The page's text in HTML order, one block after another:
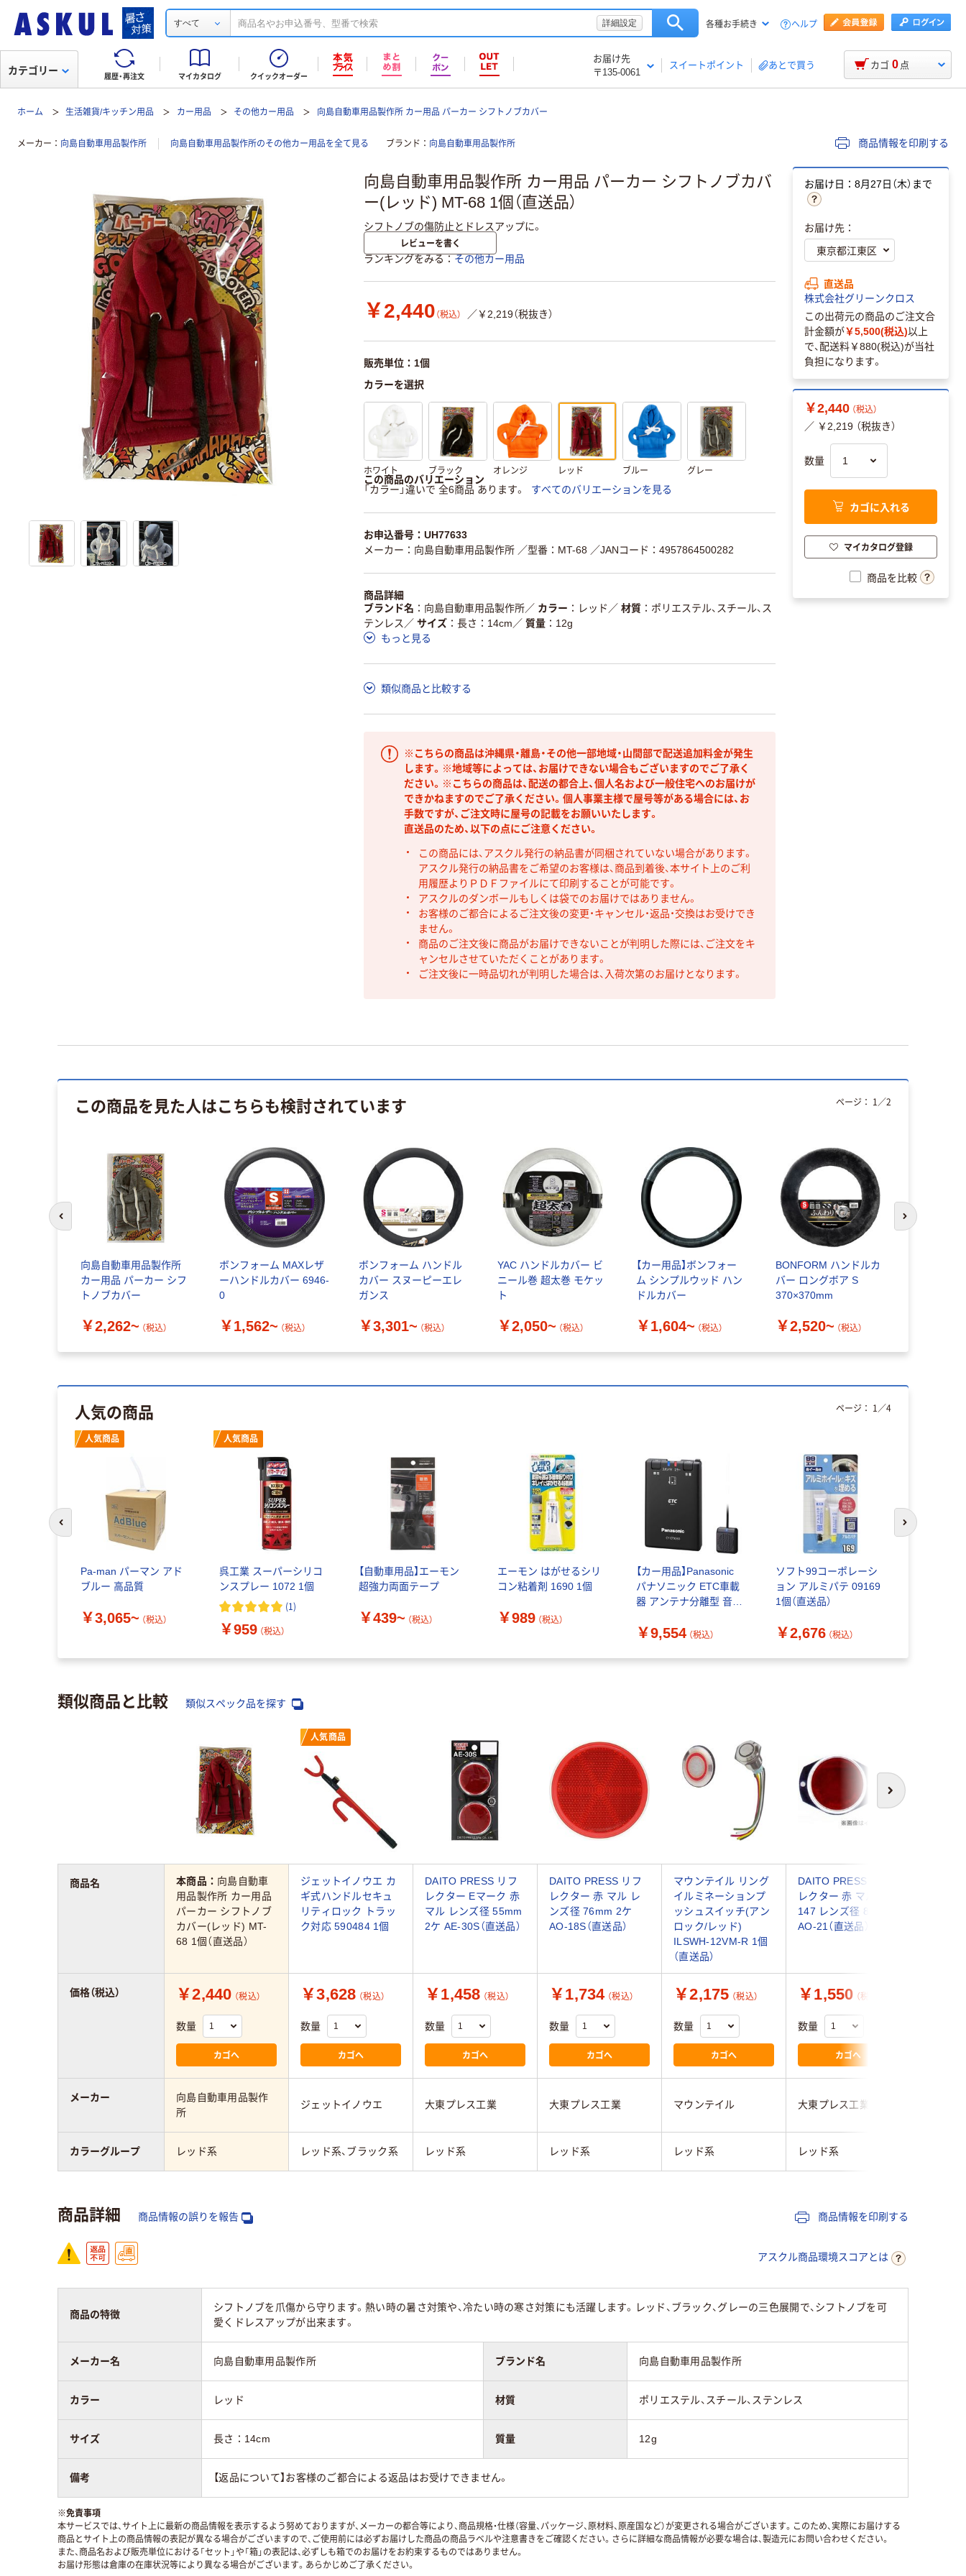
すべて 詳細設定 各種お手続き ヘルプ
履歴・再注文 マイカタログ クイックオーダー
お届け先
〒135-0061
スイートポイント あとで買う
カテゴリー カゴ 0 点
ホーム 生活雑貨/キッチン用品 カー用品 その他カー用品 向島自動車用品製作所 カー用品 パーカー シフトノブカバー
メーカー 向島自動車用品製作所 向島自動車用品製作所のその他カー用品を全て見る ブランド 向島自動車用品製作所 商品情報を印刷する
向島自動車用品製作所 カー用品 パーカー シフトノブカバ
ー(レッド) MT-68 1個（直送品）
シフトノブの傷防止とドレスアップに。
レビューを書く
ランキングをみる その他カー用品
￥2,440 （税込） ／￥2,219（税抜き）
販売単位：1個
カラーを選択
ホワイト ブラック オレンジ レッド ブルー グレー
この商品のバリエーション
「カラー」違いで 全6商品 あります。
すべてのバリエーションを見る
お申込番号：UH77633
メーカー：向島自動車用品製作所 ／型番：MT-68 ／JANコード：4957864500282
商品詳細
ブランド名
向島自動車用品製作所／ カラー レッド ／ 材質
ポリエステル、スチール、ス
テンレス ／ サイズ 長さ：14cm ／ 質量
12g
もっと見る
類似商品と比較する
※こちらの商品は沖縄県・離島・その他一部地域・山間部で配送追加料金が発生
します。※地域等によっては、お届けできない場合もございますのでご了承く
ださい。※こちらの商品は、配送の都合上、個人名および一般住宅へのお届けが
できかねますのでご了承ください。個人事業主様で屋号等がある場合には、お
手数ですが、ご注文時に屋号の記載をお願いいたします。
直送品のため、以下の点にご注意ください。
この商品には、アスクル発行の納品書が同梱されていない場合があります。
アスクル発行の納品書をご希望のお客様は、商品到着後、本サイト上のご利
用履歴よりＰＤＦファイルにて印刷することが可能です。
アスクルのダンボールもしくは袋でのお届けではありません。
お客様のご都合によるご注文後の変更・キャンセル・返品・交換はお受けでき
ません。
商品のご注文後に商品がお届けできないことが判明した際には、ご注文をキ
ャンセルさせていただくことがあります。
ご注文後に一時品切れが判明した場合は、入荷次第のお届けとなります。
お届け日：8月27日（木）まで
お届け先：
直送品
株式会社グリーンクロス
この出荷元の商品のご注文合
計金額が￥5,500(税込)以上
で、配送料￥880(税込)が当社
負担になります。
￥2,440 （税込）
／ ￥2,219 （税抜き）
数量
カゴに入れる
マイカタログ登録
商品を比較
この商品を見た人はこちらも検討されています
向島自動車用品製作所
カー用品 パーカー シフ
トノブカバー
￥2,262~ （税込）
ボンフォーム MAXレザ
ーハンドルカバー 6946-
0
￥1,562~ （税込）
ボンフォーム ハンドル
カバー スヌーピーエレ
ガンス
￥3,301~ （税込）
YAC ハンドルカバー ビ
ニール巻 超太巻 モケッ
ト
￥2,050~ （税込）
【カー用品】ボンフォー
ム シンプルウッド ハン
ドルカバー
￥1,604~ （税込）
BONFORM ハンドルカ
バー ロングボア S
370×370mm
￥2,520~ （税込）
ページ： 1 ／2
前のスライドへ 次のスライド
人気の商品
人気商品
Pa-man パーマン アド
ブルー 高品質
￥3,065~ （税込）
人気商品
呉工業 スーパーシリコ
ンスプレー 1072 1個
(1)
￥959 （税込）
【自動車用品】エーモン
超強力両面テープ
￥439~ （税込）
エーモン はがせるシリ
コン粘着剤 1690 1個
￥989 （税込）
【カー用品】Panasonic
パナソニック ETC車載
器 アンテナ分離型 音声
ET926D 1台（直送品）
￥9,554 （税込）
ソフト99コーポレーシ
ョン アルミパテ 09169
1個（直送品）
￥2,676 （税込）
ページ： 1 ／4
前のスライドへ 次のスライド
類似商品と比較 類似スペック品を探す
次へ
人気商品
本商品： 向島自動車
用品製作所 カー用品
パーカー シフトノブ
カバー(レッド) MT-
68 1個（直送品）
ジェットイノウエ カ
ギ式ハンドルセキュ
リティロック トラッ
ク対応 590484 1個
DAITO PRESS リフ
レクター Eマーク 赤
マル レンズ径 55mm
2ケ AE-30S（直送品）
DAITO PRESS リフ
レクター 赤 マル レ
ンズ径 76mm 2ケ
AO-18S（直送品）
マウンテイル リング
イルミネーションプ
ッシュスイッチ(アン
ロック/レッド)
ILSWH-12VM-R 1個
（直送品）
DAITO PRESS リフ
レクター 赤 マル R-
147 レンズ径 80mm
AO-21（直送品）
￥2,440 （税込）
数量
カゴへ
￥3,628 （税込）
数量
カゴへ
￥1,458 （税込）
数量
カゴへ
￥1,734 （税込）
数量
カゴへ
￥2,175 （税込）
数量
カゴへ
￥1,550 （税込）
数量
カゴへ
向島自動車用品製作
所
ジェットイノウエ 大東プレス工業 大東プレス工業 マウンテイル 大東プレス工業
レッド系 レッド系、ブラック系 レッド系 レッド系 レッド系 レッド系
商品名
価格（税込）
メーカー
カラーグループ
商品詳細 商品情報の誤りを報告 商品情報を印刷する
アスクル商品環境スコアとは
商品の特徴
シフトノブを爪傷から守ります。熱い時の暑さ対策や、冷たい時の寒さ対策にも活躍します。レッド、ブラック、グレーの三色展開で、シフトノブを可
愛くドレスアップが出来ます。
メーカー名 向島自動車用品製作所 ブランド名 向島自動車用品製作所
カラー レッド 材質 ポリエステル、スチール、ステンレス
サイズ 長さ：14cm 質量 12g
備考 【返品について】お客様のご都合による返品はお受けできません。
※免責事項
本サービスでは、サイト上に最新の商品情報を表示するよう努めておりますが、メーカーの都合等により、商品規格・仕様（容量、パッケージ、原材料、原産国など）が変更される場合がございます。このため、実際にお届けする
商品とサイト上の商品情報の表記が異なる場合がございますので、ご使用前には必ずお届けした商品の商品ラベルや注意書きをご確認ください。さらに詳細な商品情報が必要な場合は、製造元にお問い合わせください。
また、商品名および販売単位における「セット」や「箱」の表記は、必ずしも箱でのお届けをお約束するものではありません。
お届け形態は倉庫の在庫状況等により異なる場合がございます。あらかじめご了承ください。